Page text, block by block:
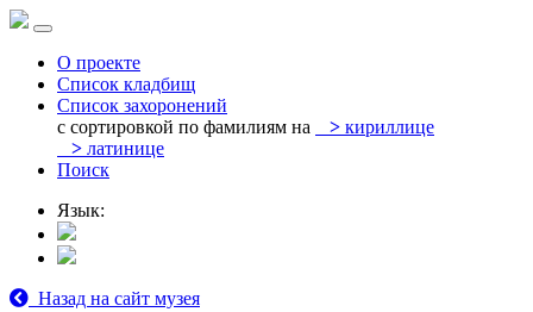
О проекте
Список кладбищ
Список захоронений
с сортировкой по фамилиям на
> кириллице
> латинице
Поиск
Язык:
Назад на сайт музея